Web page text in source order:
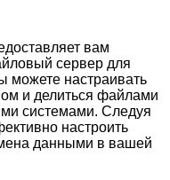
вам
сервер для
можете настраивать
и делиться файлами
системами. Следуя
настроить
данными в вашей